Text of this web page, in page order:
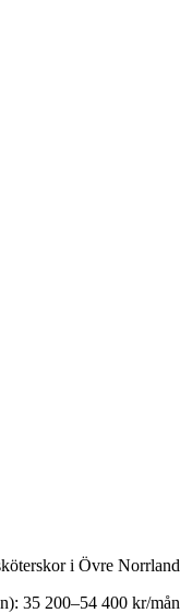
i Övre Norrland
35 200–54 400 kr/mån